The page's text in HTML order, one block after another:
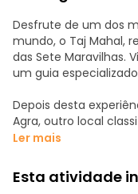
Desfrute de um dos
mundo, o Taj Mahal,
das Sete Maravilhas.
um guia
Depois desta
Agra, outro local
um impressionante
rica história. De
antes de mergulhar
Ler mais
Esta atividade